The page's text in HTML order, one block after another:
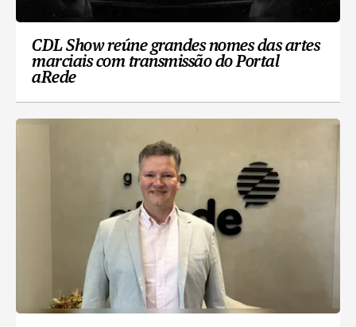
CDL Show reúne grandes nomes das artes
marciais com transmissão do Portal
aRede